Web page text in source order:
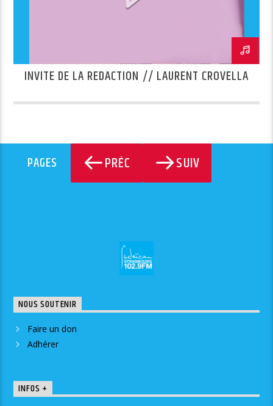
INVITE DE LA REDACTION // LAURENT CROVELLA
PAGES PRÉC SUIV
NOUS SOUTENIR
Faire un don
Adhérer
INFOS +